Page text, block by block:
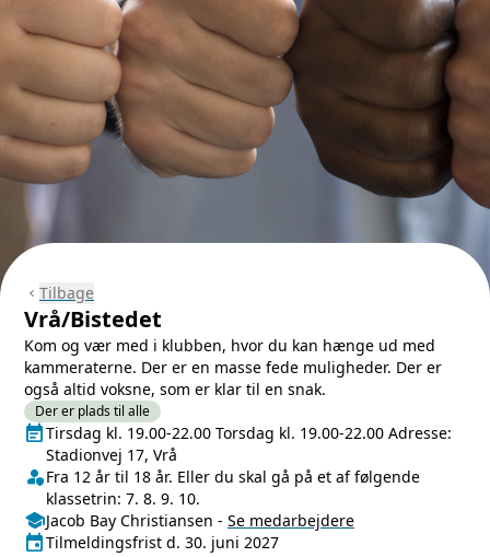
chevron_left Tilbage
Vrå/Bistedet
Kom og vær med i klubben, hvor du kan hænge ud med
kammeraterne. Der er en masse fede muligheder. Der er
også altid voksne, som er klar til en snak.
Der er plads til alle
Næste lektion
event_noteTirsdag kl. 19.00-22.00 Torsdag kl. 19.00-22.00 Adresse:
Stadionvej 17, Vrå
Klasse/Aldersbegrænsning
person_shieldFra 12 år til 18 år. Eller du skal gå på et af følgende
klassetrin: 7. 8. 9. 10.
Medarbejdere
schoolJacob Bay Christiansen - Se medarbejdere
Tilmeldingsfrist
eventTilmeldingsfrist d. 30. juni 2027